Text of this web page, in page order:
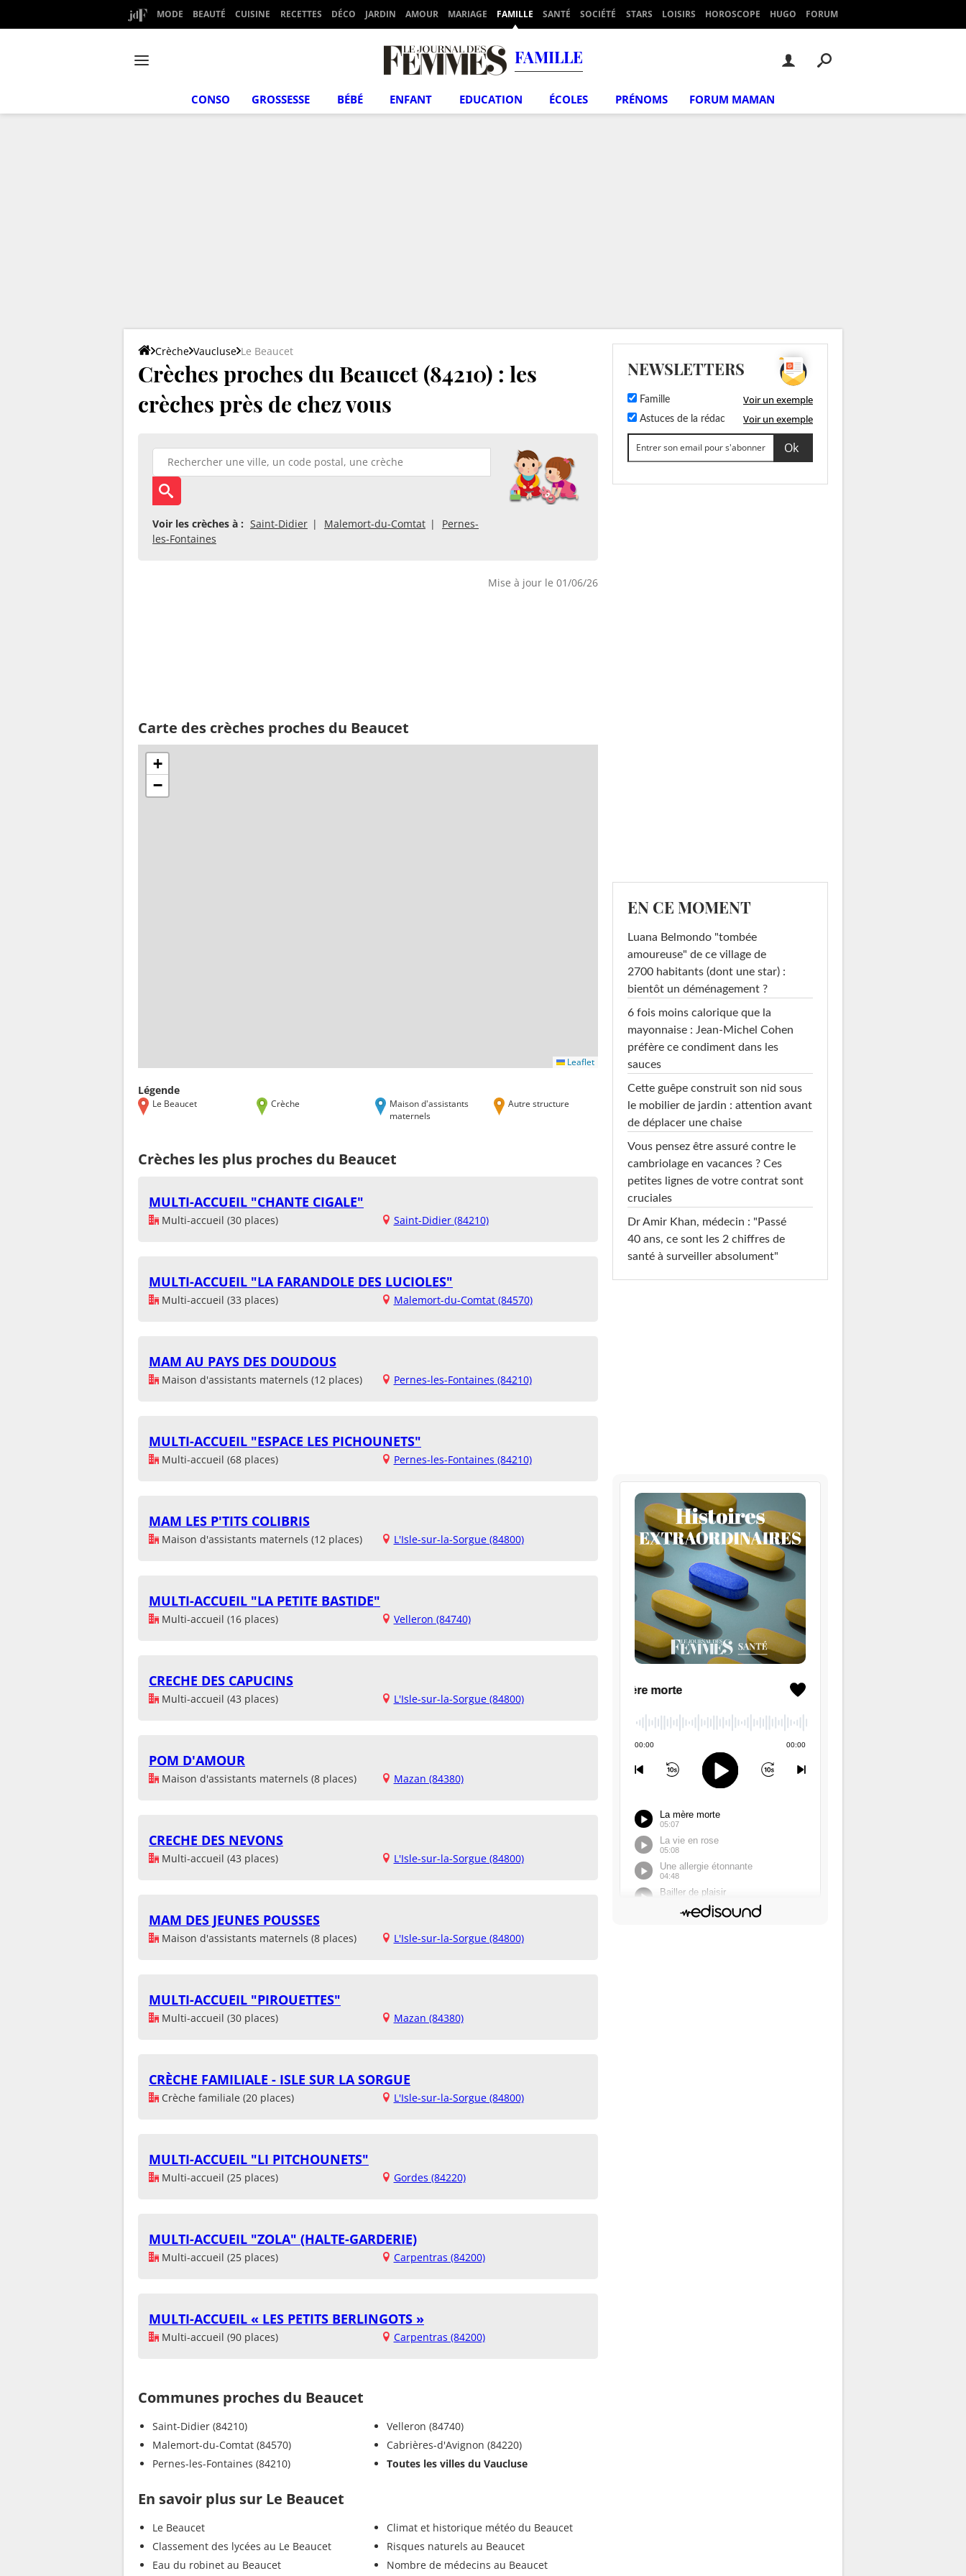
MODE BEAUTÉ CUISINE RECETTES DÉCO JARDIN AMOUR MARIAGE FAMILLE SANTÉ SOCIÉTÉ STARS LOISIRS HOROSCOPE HUGO FORUM
FAMILLE
CONSO GROSSESSE BÉBÉ ENFANT EDUCATION ÉCOLES PRÉNOMS FORUM MAMAN
Crèche Vaucluse Le Beaucet
Crèches proches du Beaucet (84210) : les
crèches près de chez vous
Voir les crèches à : Saint-Didier Malemort-du-Comtat
Pernes-
les-Fontaines
Mise à jour le 01/06/26
Carte des crèches proches du Beaucet
+
−
Leaflet
Légende
Le Beaucet Crèche
Maison d'assistants
maternels
Autre structure
Crèches les plus proches du Beaucet
MULTI-ACCUEIL "CHANTE CIGALE"
Multi-accueil (30 places) Saint-Didier (84210)
MULTI-ACCUEIL "LA FARANDOLE DES LUCIOLES"
Multi-accueil (33 places) Malemort-du-Comtat (84570)
MAM AU PAYS DES DOUDOUS
Maison d'assistants maternels (12 places) Pernes-les-Fontaines (84210)
MULTI-ACCUEIL "ESPACE LES PICHOUNETS"
Multi-accueil (68 places) Pernes-les-Fontaines (84210)
MAM LES P'TITS COLIBRIS
Maison d'assistants maternels (12 places) L'Isle-sur-la-Sorgue (84800)
MULTI-ACCUEIL "LA PETITE BASTIDE"
Multi-accueil (16 places) Velleron (84740)
CRECHE DES CAPUCINS
Multi-accueil (43 places) L'Isle-sur-la-Sorgue (84800)
POM D'AMOUR
Maison d'assistants maternels (8 places) Mazan (84380)
CRECHE DES NEVONS
Multi-accueil (43 places) L'Isle-sur-la-Sorgue (84800)
MAM DES JEUNES POUSSES
Maison d'assistants maternels (8 places) L'Isle-sur-la-Sorgue (84800)
MULTI-ACCUEIL "PIROUETTES"
Multi-accueil (30 places) Mazan (84380)
CRÈCHE FAMILIALE - ISLE SUR LA SORGUE
Crèche familiale (20 places) L'Isle-sur-la-Sorgue (84800)
MULTI-ACCUEIL "LI PITCHOUNETS"
Multi-accueil (25 places) Gordes (84220)
MULTI-ACCUEIL "ZOLA" (HALTE-GARDERIE)
Multi-accueil (25 places) Carpentras (84200)
MULTI-ACCUEIL « LES PETITS BERLINGOTS »
Multi-accueil (90 places) Carpentras (84200)
Communes proches du Beaucet
Saint-Didier (84210)
Malemort-du-Comtat (84570)
Pernes-les-Fontaines (84210)
Velleron (84740)
Cabrières-d'Avignon (84220)
Toutes les villes du Vaucluse
En savoir plus sur Le Beaucet
Le Beaucet
Classement des lycées au Le Beaucet
Eau du robinet au Beaucet
Climat et historique météo du Beaucet
Risques naturels au Beaucet
Nombre de médecins au Beaucet
NEWSLETTERS
Famille Voir un exemple
Astuces de la rédac Voir un exemple
EN CE MOMENT
Luana Belmondo "tombée
amoureuse" de ce village de
2700 habitants (dont une star) :
bientôt un déménagement ?
6 fois moins calorique que la
mayonnaise : Jean-Michel Cohen
préfère ce condiment dans les
sauces
Cette guêpe construit son nid sous
le mobilier de jardin : attention avant
de déplacer une chaise
Vous pensez être assuré contre le
cambriolage en vacances ? Ces
petites lignes de votre contrat sont
cruciales
Dr Amir Khan, médecin : "Passé
40 ans, ce sont les 2 chiffres de
santé à surveiller absolument"